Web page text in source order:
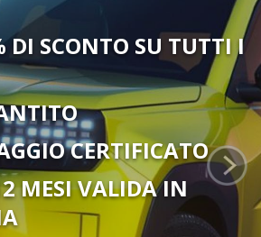
DI SCONTO SU TUTTI I
CERTIFICATO
MESI VALIDA IN